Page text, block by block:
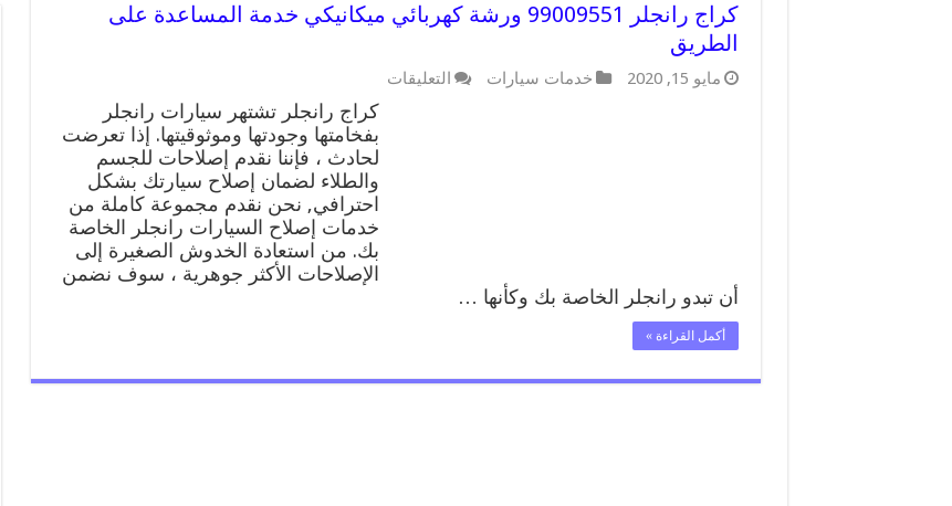
كراج رانجلر 99009551 ورشة كهربائي ميكانيكي خدمة المساعدة على
الطريق
مايو 15, 2020 خدمات سيارات التعليقات
رانجلر
99009551
ورشة
كهربائي
ميكانيكي
خدمة
المساعدة
على
الطريق
كراج رانجلر تشتهر سيارات رانجلر
بفخامتها وجودتها وموثوقيتها. إذا تعرضت
لحادث ، فإننا نقدم إصلاحات للجسم
والطلاء لضمان إصلاح سيارتك بشكل
احترافي, نحن نقدم مجموعة كاملة من
خدمات إصلاح السيارات رانجلر الخاصة
بك. من استعادة الخدوش الصغيرة إلى
الإصلاحات الأكثر جوهرية ، سوف نضمن
أن تبدو رانجلر الخاصة بك وكأنها …
أكمل القراءة »